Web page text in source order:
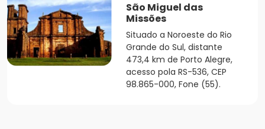
São Miguel das
Missões
Situado a Noroeste do Rio
Grande do Sul, distante
473,4 km de Porto Alegre,
acesso pola RS-536, CEP
98.865-000, Fone (55).